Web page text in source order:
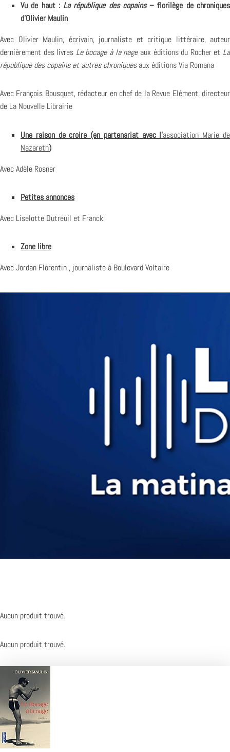
Vu de haut: La république des copains– florilège de chroniques
d’Olivier Maulin
Avec Olivier Maulin, écrivain, journaliste et critique littéraire, auteur
dernièrement des livres Le bocage à la nageaux éditions du Rocheret La
république des copains et autres chroniquesaux éditions Via Romana
Avec François Bousquet, rédacteur en chef de la Revue Elément, directeur
de La Nouvelle Librairie
Une raison de croire (en partenariat avec l’association Marie de
Nazareth)
Avec Adèle Rosner
Petites annonces
Avec Liselotte Dutreuil et Franck
Zone libre
Avec Jordan Florentin , journaliste à Boulevard Voltaire
Aucun produit trouvé.
Aucun produit trouvé.